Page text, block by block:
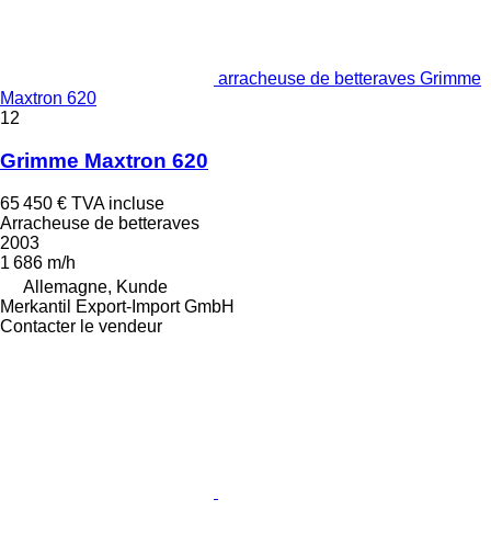
arracheuse de betteraves Grimme
Maxtron 620
12
Grimme Maxtron 620
65 450 € TVA incluse
Arracheuse de betteraves
2003
1 686 m/h
Allemagne, Kunde
Merkantil Export-Import GmbH
Contacter le vendeur